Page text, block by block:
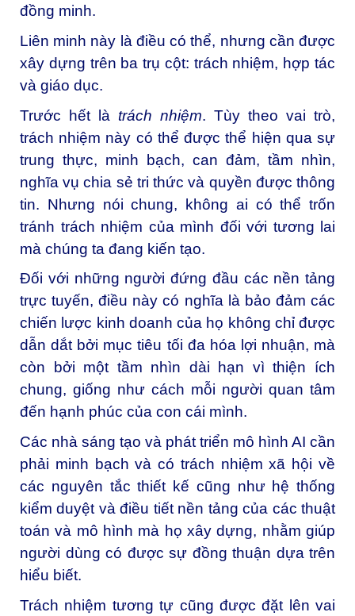
đồng minh.
Liên minh này là điều có thể, nhưng cần được
xây dựng trên ba trụ cột: trách nhiệm, hợp tác
và giáo dục.
Trước hết là trách nhiệm. Tùy theo vai trò,
trách nhiệm này có thể được thể hiện qua sự
trung thực, minh bạch, can đảm, tầm nhìn,
nghĩa vụ chia sẻ tri thức và quyền được thông
tin. Nhưng nói chung, không ai có thể trốn
tránh trách nhiệm của mình đối với tương lai
mà chúng ta đang kiến tạo.
Đối với những người đứng đầu các nền tảng
trực tuyến, điều này có nghĩa là bảo đảm các
chiến lược kinh doanh của họ không chỉ được
dẫn dắt bởi mục tiêu tối đa hóa lợi nhuận, mà
còn bởi một tầm nhìn dài hạn vì thiện ích
chung, giống như cách mỗi người quan tâm
đến hạnh phúc của con cái mình.
Các nhà sáng tạo và phát triển mô hình AI cần
phải minh bạch và có trách nhiệm xã hội về
các nguyên tắc thiết kế cũng như hệ thống
kiểm duyệt và điều tiết nền tảng của các thuật
toán và mô hình mà họ xây dựng, nhằm giúp
người dùng có được sự đồng thuận dựa trên
hiểu biết.
Trách nhiệm tương tự cũng được đặt lên vai